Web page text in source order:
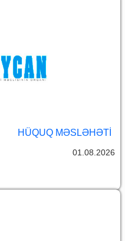
HÜQUQ MƏSLƏHƏTI
01.08.2026